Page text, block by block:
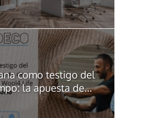
como testigo del
la apuesta de...